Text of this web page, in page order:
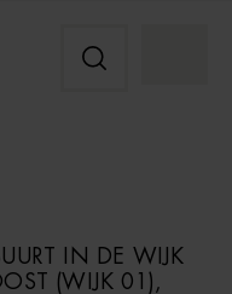
IN DE WIJK
(WIJK 01),